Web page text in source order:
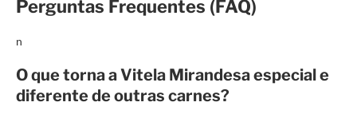
Perguntas Frequentes (FAQ)
n
O que torna a Vitela Mirandesa especial e
diferente de outras carnes?